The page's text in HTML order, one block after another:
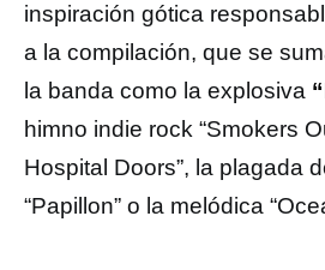
inspiración gótica
a la compilación, que se
la banda como la explosiva
himno indie rock “Smokers
Hospital Doors”, la plagada
“Papillon” o la melódica